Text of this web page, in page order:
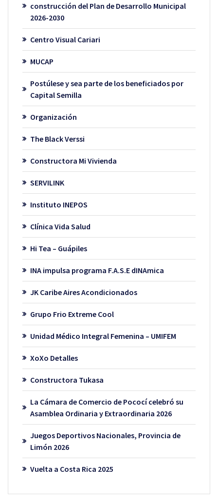
construcción del Plan de Desarrollo Municipal
2026-2030
Centro Visual Cariari
MUCAP
Postúlese y sea parte de los beneficiados por
Capital Semilla
Organización
The Black Verssi
Constructora Mi Vivienda
SERVILINK
Instituto INEPOS
Clínica Vida Salud
Hi Tea – Guápiles
INA impulsa programa F.A.S.E dINAmica
JK Caribe Aires Acondicionados
Grupo Frio Extreme Cool
Unidad Médico Integral Femenina – UMIFEM
XoXo Detalles
Constructora Tukasa
La Cámara de Comercio de Pococí celebró su
Asamblea Ordinaria y Extraordinaria 2026
Juegos Deportivos Nacionales, Provincia de
Limón 2026
Vuelta a Costa Rica 2025